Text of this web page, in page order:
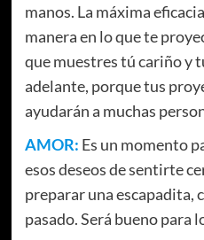
manos. La máxima
manera en lo que te
que muestres tú cariño y
adelante, porque tus
ayudarán a muchas
AMOR: Es un momento
esos deseos de sentirte
preparar una escapadita,
pasado. Será bueno para